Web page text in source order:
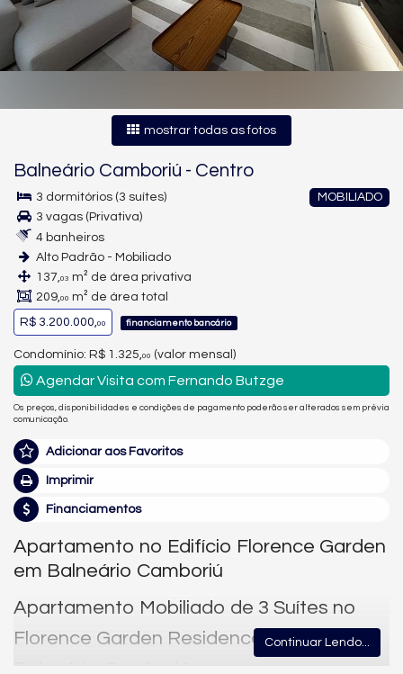
mostrar todas as fotos
Balneário Camboriú - Centro
MOBILIADO
3 dormitórios (3 suítes)
3 vagas (Privativa)
4 banheiros
Alto Padrão - Mobiliado
137,03 m² de área privativa
209,00 m² de área total
R$ 3.200.000,00 financiamento bancário
Condomínio: R$ 1.325, 00 (valor mensal)
Agendar Visita com Fernando Butzge
Os preços, disponibilidades e condições de pagamento poderão ser alterados sem prévia
comunicação.
Adicionar aos Favoritos
Imprimir
Financiamentos
Apartamento no Edifício Florence Garden
em Balneário Camboriú
Apartamento Mobiliado de 3 Suítes no
Florence Garden Residence – Centro,
Balneário Camboriú
Continuar Lendo...